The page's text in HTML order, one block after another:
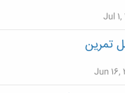
Jul 1,
تمرین
Jun 16,